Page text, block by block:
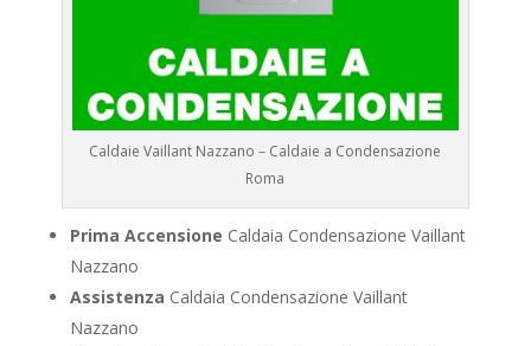
Caldaie Vaillant Nazzano – Caldaie a Condensazione
Roma
Prima Accensione Caldaia Condensazione Vaillant
Nazzano
Assistenza Caldaia Condensazione Vaillant
Nazzano